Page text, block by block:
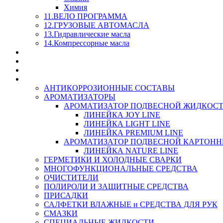
Химия
11.ВЕЛО ПРОГРАММА
12.ГРУЗОВЫЕ АВТОМАСЛА
13.Гидравлические масла
14.Компрессорные масла
АНТИКОРРОЗИОННЫЕ СОСТАВЫ
АРОМАТИЗАТОРЫ
АРОМАТИЗАТОР ПОДВЕСНОЙ
ЛИНЕЙКА JOY LINE
ЛИНЕЙКА LIGHT LINE
ЛИНЕЙКА PREMIUM LINE
АРОМАТИЗАТОР ПОДВЕСНОЙ
ЛИНЕЙКА NATURE LINE
ГЕРМЕТИКИ И ХОЛОДНЫЕ СВАРКИ
МНОГОФУНКЦИОНАЛЬНЫЕ СРЕДСТВА
ОЧИСТИТЕЛИ
ПОЛИРОЛИ И ЗАЩИТНЫЕ СРЕДСТВА
ПРИСАДКИ
САЛФЕТКИ ВЛАЖНЫЕ и СРЕДСТВА ДЛЯ РУК
СМАЗКИ